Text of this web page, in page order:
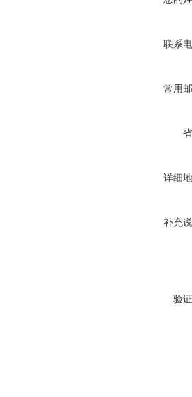
联系
常用
详细
补充
验